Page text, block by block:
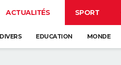
ACTUALITÉS SPORT
EDUCATION MONDE